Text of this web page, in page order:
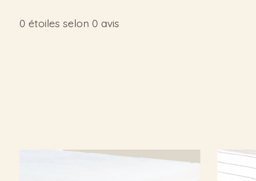
0 étoiles selon 0 avis
Articles du carrousel de produits